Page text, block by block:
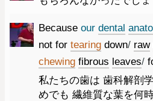
Because our dental
not for tearing down/ raw
chewing fibrous leaves/
私たちの歯は 歯科解剖
めでも 繊維質な葉を何